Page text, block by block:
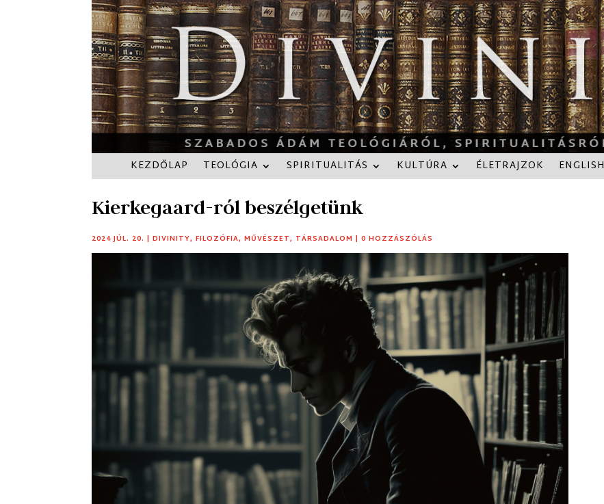
KEZDŐLAP TEOLÓGIA SPIRITUALITÁS KULTÚRA ÉLETRAJZOK ENGLISH
Kierkegaard-ról beszélgetünk
2024 JÚL. 20. |DIVINITY,FILOZÓFIA,MŰVÉSZET, TÁRSADALOM |0 HOZZÁSZÓLÁS